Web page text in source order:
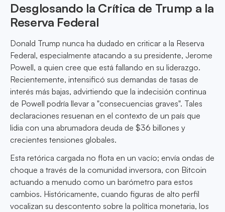
Desglosando la Crítica de Trump a la
Reserva Federal
Donald Trump nunca ha dudado en criticar a la Reserva
Federal, especialmente atacando a su presidente, Jerome
Powell, a quien cree que está fallando en su liderazgo.
Recientemente, intensificó sus demandas de tasas de
interés más bajas, advirtiendo que la indecisión continua
de Powell podría llevar a "consecuencias graves". Tales
declaraciones resuenan en el contexto de un país que
lidia con una abrumadora deuda de $36 billones y
crecientes tensiones globales.
Esta retórica cargada no flota en un vacío; envía ondas de
choque a través de la comunidad inversora, con Bitcoin
actuando a menudo como un barómetro para estos
cambios. Históricamente, cuando figuras de alto perfil
vocalizan su descontento sobre la política monetaria, los